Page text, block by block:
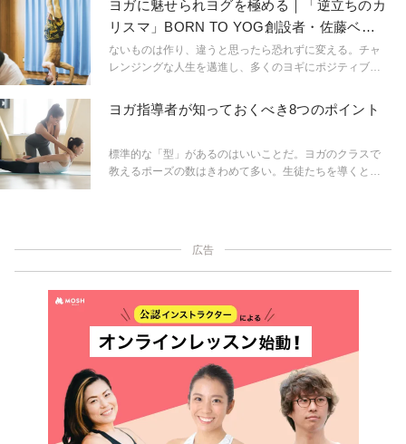
いました。
ヨガに魅せられヨグを極める｜「逆立ちのカ
リスマ」BORN TO YOG創設者・佐藤ベジ
さんの純心
ないものは作り、違うと思ったら恐れずに変える。チャ
レンジングな人生を邁進し、多くのヨギにポジティブな
濃く映し出したオリジナルメソッド「BORN TO YOG」
を、ベジさん流の生き方とともに深堀します。
ヨガ指導者が知っておくべき8つのポイント
標準的な「型」があるのはいいことだ。ヨガのクラスで
教えるポーズの数はきわめて多い。生徒たちを導くとき
広告